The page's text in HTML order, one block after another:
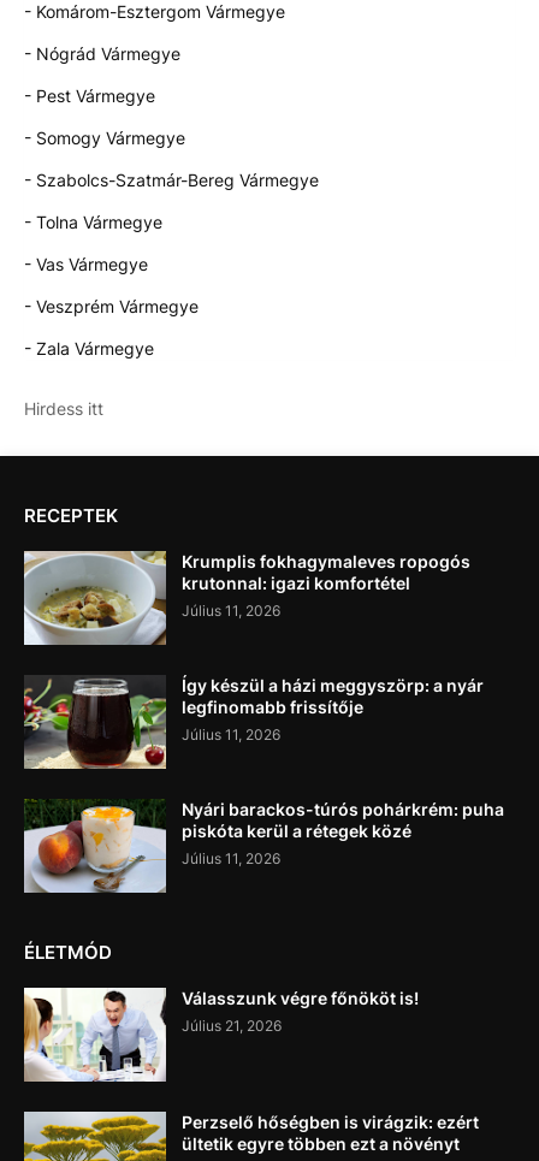
- Komárom-Esztergom Vármegye
- Nógrád Vármegye
- Pest Vármegye
- Somogy Vármegye
- Szabolcs-Szatmár-Bereg Vármegye
- Tolna Vármegye
- Vas Vármegye
- Veszprém Vármegye
- Zala Vármegye
Hirdess itt
RECEPTEK
Krumplis fokhagymaleves ropogós
krutonnal: igazi komfortétel
Július 11, 2026
Így készül a házi meggyszörp: a nyár
legfinomabb frissítője
Július 11, 2026
Nyári barackos-túrós pohárkrém: puha
piskóta kerül a rétegek közé
Július 11, 2026
ÉLETMÓD
Válasszunk végre főnököt is!
Július 21, 2026
Perzselő hőségben is virágzik: ezért
ültetik egyre többen ezt a növényt